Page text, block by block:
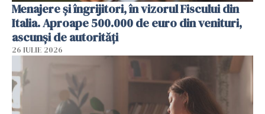
Menajere și îngrijitori, în vizorul Fiscului din
Italia. Aproape 500.000 de euro din venituri,
ascunși de autorități
26 IULIE 2026